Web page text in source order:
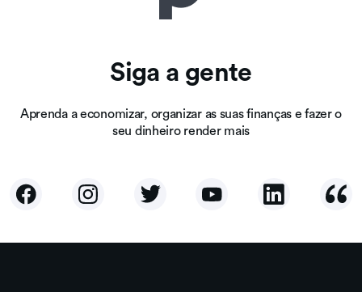
Siga a gente
Aprenda a economizar, organizar as suas finanças e fazer o
seu dinheiro render mais